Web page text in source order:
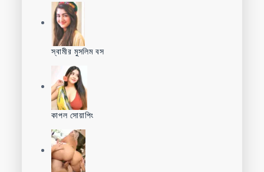
স্বামীর মুসলিম বস
কাপল সোয়াপিং